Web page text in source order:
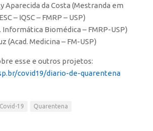
Tecnologia
Aparecida da Costa (Mestranda em
– IQSC – FMRP – USP)
Biomédica – FMRP-USP)
(Acad. Medicina – FM-USP)
esse e outros projetos:
covid19/diario-de-quarentena
Covid-19 Quarentena